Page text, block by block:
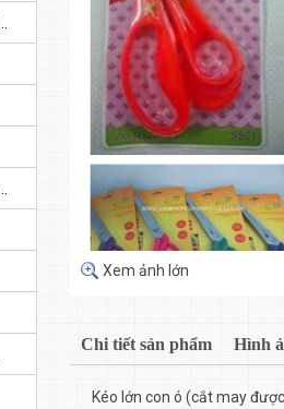
Xem ảnh lớn
Chi tiết sản phẩm Hình
Kéo lớn con ó (cắt may